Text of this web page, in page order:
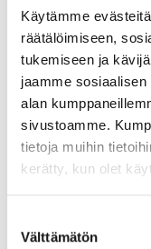
Käytämme
räätälöimiseen,
tukemiseen ja
jaamme
alan
sivustoamme.
tietoja muihin
kerätty, kun olet
valinta
Välttämätön
(1 Arvostelua)
15,90€
Lue lisää